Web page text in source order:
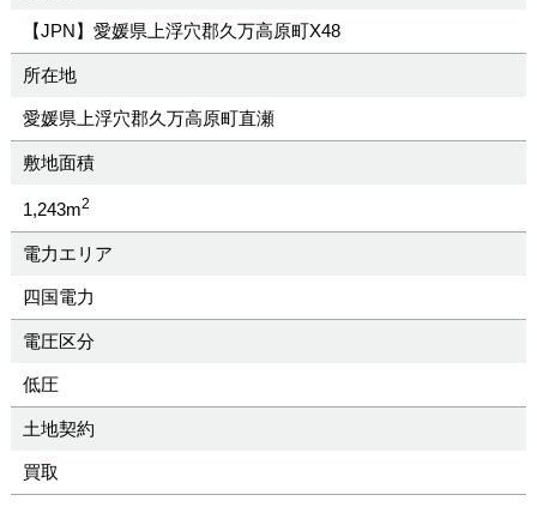
【JPN】愛媛県上浮穴郡久万高原町X48
所在地
愛媛県上浮穴郡久万高原町直瀬
敷地面積
1,243m2
電力エリア
四国電力
電圧区分
低圧
土地契約
買取